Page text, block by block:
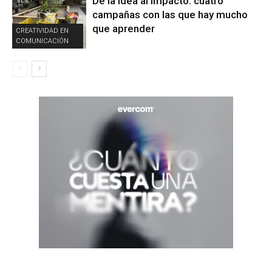
CREATIVIDAD EN
COMUNICACIÓN
campañas con las que hay mucho
que aprender